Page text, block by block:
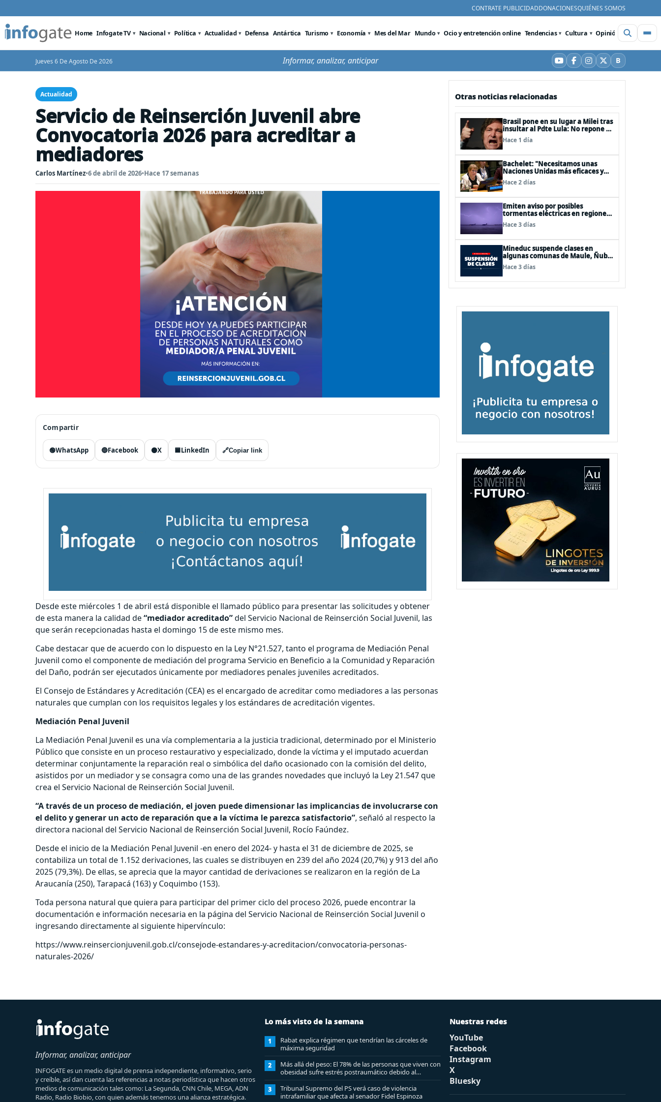
CONTRATE PUBLICIDADDONACIONESQUIÉNES SOMOS
Home Infogate TV Nacional Política Actualidad Defensa Antártica Turismo Economía Mes del Mar Mundo Ocio y entretención online Tendencias Cultura Opinión Videos
Jueves 6 De Agosto De 2026 Informar, analizar, anticipar YouTube
Facebook
Instagram
X BBluesky
Actualidad
Servicio de Reinserción Juvenil abre
Convocatoria 2026 para acreditar a
mediadores
Carlos Martínez•6 de abril de 2026•Hace 17 semanas
Compartir
🟢WhatsApp 🔵Facebook ⚫X 🟦LinkedIn 🔗Copiar link
Desde este miércoles 1 de abril está disponible el llamado público para presentar las solicitudes y obtener
de esta manera la calidad de“mediador acreditado”del Servicio Nacional de Reinserción Social Juvenil, las
que serán recepcionadas hasta el domingo 15 de este mismo mes.
Cabe destacar que de acuerdo con lo dispuesto en la Ley N°21.527, tanto el programa de Mediación Penal
Juvenil como el componente de mediación del programa Servicio en Beneficio a la Comunidad y Reparación
del Daño, podrán ser ejecutados únicamente por mediadores penales juveniles acreditados.
El Consejo de Estándares y Acreditación (CEA) es el encargado de acreditar como mediadores a las personas
naturales que cumplan con los requisitos legales y los estándares de acreditación vigentes.
Mediación Penal Juvenil
La Mediación Penal Juvenil es una vía complementaria a la justicia tradicional, determinado por el Ministerio
Público que consiste en un proceso restaurativo y especializado, donde la víctima y el imputado acuerdan
determinar conjuntamente la reparación real o simbólica del daño ocasionado con la comisión del delito,
asistidos por un mediador y se consagra como una de las grandes novedades que incluyó la Ley 21.547 que
crea el Servicio Nacional de Reinserción Social Juvenil.
“A través de un proceso de mediación, el joven puede dimensionar las implicancias de involucrarse con
el delito y generar un acto de reparación que a la víctima le parezca satisfactorio”, señaló al respecto la
directora nacional del Servicio Nacional de Reinserción Social Juvenil, Rocío Faúndez.
Desde el inicio de la Mediación Penal Juvenil -en enero del 2024- y hasta el 31 de diciembre de 2025, se
contabiliza un total de 1.152 derivaciones, las cuales se distribuyen en 239 del año 2024 (20,7%) y 913 del año
2025 (79,3%). De ellas, se aprecia que la mayor cantidad de derivaciones se realizaron en la región de La
Araucanía (250), Tarapacá (163) y Coquimbo (153).
Toda persona natural que quiera para participar del primer ciclo del proceso 2026, puede encontrar la
documentación e información necesaria en la página del Servicio Nacional de Reinserción Social Juvenil o
ingresando directamente al siguiente hipervínculo:
https://www.reinsercionjuvenil.gob.cl/consejode-estandares-y-acreditacion/convocatoria-personas-
naturales-2026/
Otras noticias relacionadas
Brasil pone en su lugar a Milei tras
insultar al Pdte Lula: No repone al
embajador en BBSS y rebaja la
relación bilateral
Hace 1 día
Bachelet: "Necesitamos unas
Naciones Unidas más eficaces y
cercanas a las personas"
Hace 2 días
Emiten aviso por posibles
tormentas eléctricas en regiones
de Los Lagos y Aysén
Hace 3 días
Mineduc suspende clases en
algunas comunas de Maule, Ñuble
y La Araucanía para este lunes
Hace 3 días
Informar, analizar, anticipar
INFOGATE es un medio digital de prensa independiente, informativo, serio
y creíble, así dan cuenta las referencias a notas periodística que hacen otros
medios de comunicación tales como: La Segunda, CNN Chile, MEGA, ADN
Radio, Radio Biobio, con quien además tenemos una alianza estratégica.
Lo más visto de la semana
1
Rabat explica régimen que tendrían las cárceles de
máxima seguridad
2
Más allá del peso: El 78% de las personas que viven con
obesidad sufre estrés postraumático debido al
estigma
3
Tribunal Supremo del PS verá caso de violencia
intrafamiliar que afecta al senador Fidel Espinoza
Nuestras redes
YouTube
Facebook
Instagram
X
Bluesky